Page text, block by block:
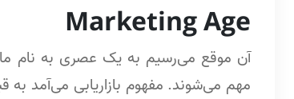
Marketing Age
مهم می‌شوند. مفهوم بازاریابی می‌آمد به